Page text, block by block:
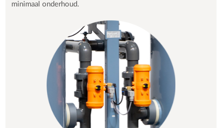
minimaal onderhoud.